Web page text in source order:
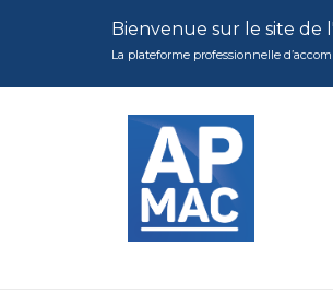
Bienvenue sur le site de
La plateforme professionnelle